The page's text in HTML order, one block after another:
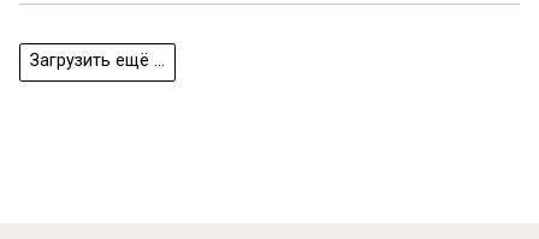
Загрузить ещё ...